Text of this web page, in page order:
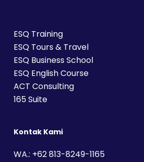
ESQ Training
ESQ Tours & Travel
ESQ Business School
ESQ English Course
ACT Consulting
165 Suite
Kontak Kami
WA.: +62 813-8249-1165